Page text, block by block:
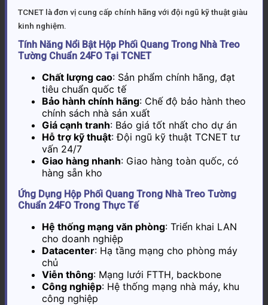
TCNET là đơn vị cung cấp chính hãng với đội ngũ kỹ thuật giàu
kinh nghiệm.
Tính Năng Nổi Bật Hộp Phối Quang Trong Nhà Treo
Tường Chuẩn 24FO Tại TCNET
Chất lượng cao: Sản phẩm chính hãng, đạt
tiêu chuẩn quốc tế
Bảo hành chính hãng: Chế độ bảo hành theo
chính sách nhà sản xuất
Giá cạnh tranh: Báo giá tốt nhất cho dự án
Hỗ trợ kỹ thuật: Đội ngũ kỹ thuật TCNET tư
vấn 24/7
Giao hàng nhanh: Giao hàng toàn quốc, có
hàng sẵn kho
Ứng Dụng Hộp Phối Quang Trong Nhà Treo Tường
Chuẩn 24FO Trong Thực Tế
Hệ thống mạng văn phòng: Triển khai LAN
cho doanh nghiệp
Datacenter: Hạ tầng mạng cho phòng máy
chủ
Viễn thông: Mạng lưới FTTH, backbone
Công nghiệp: Hệ thống mạng nhà máy, khu
công nghiệp